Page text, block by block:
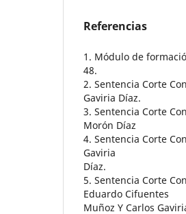
Referencias
1. Módulo de
48.
2. Sentencia Corte
Gaviria Díaz.
3. Sentencia Corte
Morón Díaz
4. Sentencia Corte
Gaviria
Díaz.
5. Sentencia Corte
Eduardo Cifuentes
Muñoz Y Carlos